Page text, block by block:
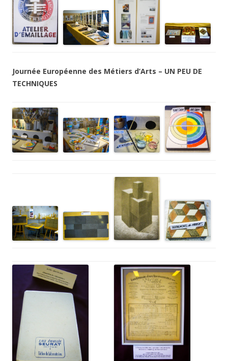
Journée Européenne des Métiers d’Arts – UN PEU DE
TECHNIQUES